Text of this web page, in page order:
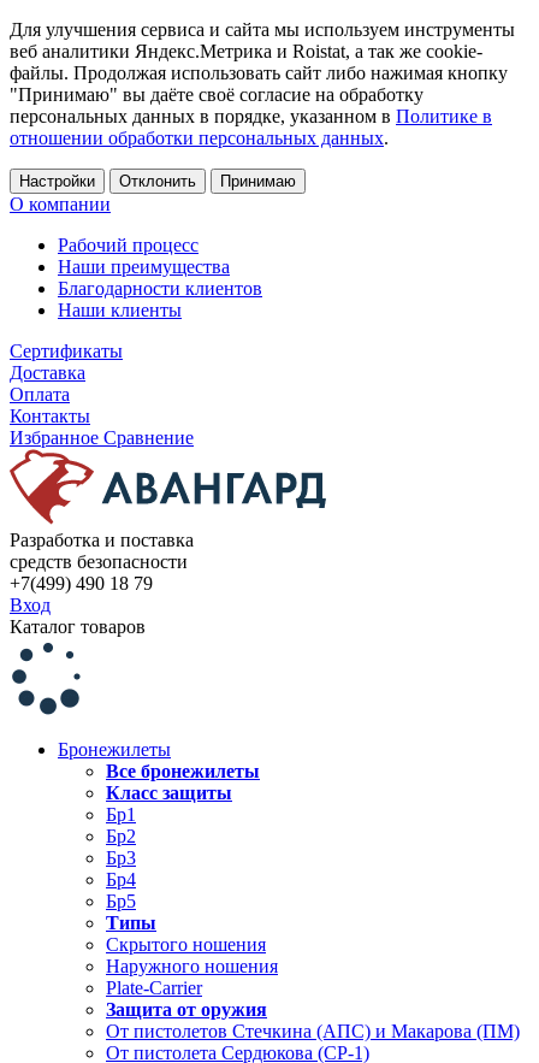
Для улучшения сервиса и сайта мы используем инструменты
веб аналитики Яндекс.Метрика и Roistat, а так же cookie-
файлы. Продолжая использовать сайт либо нажимая кнопку
"Принимаю" вы даёте своё согласие на обработку
персональных данных в порядке, указанном в Политике в
отношении обработки персональных данных.
Настройки Отклонить Принимаю
О компании
Рабочий процесс
Наши преимущества
Благодарности клиентов
Наши клиенты
Сертификаты
Доставка
Оплата
Контакты
Избранное Сравнение
Разработка и поставка
средств безопасности
+7(499) 490 18 79
Вход
Каталог товаров
Бронежилеты
Все бронежилеты
Класс защиты
Бр1
Бр2
Бр3
Бр4
Бр5
Типы
Скрытого ношения
Наружного ношения
Plate-Carrier
Защита от оружия
От пистолетов Стечкина (АПС) и Макарова (ПМ)
От пистолета Сердюкова (СР-1)